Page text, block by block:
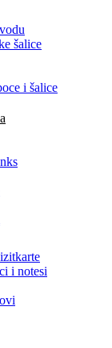
šalice
i šalice
i notesi